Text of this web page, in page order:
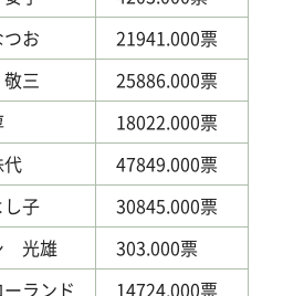
お
21941.000票
三
25886.000票
18022.000票
47849.000票
子
30845.000票
光雄
303.000票
ランド
14724.000票